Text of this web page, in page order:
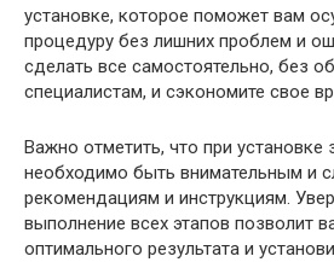
установке, которое поможет вам
процедуру без лишних проблем и
сделать все самостоятельно, без
специалистам, и сэкономите свое
Важно отметить, что при установке
необходимо быть внимательным и
рекомендациям и инструкциям.
выполнение всех этапов позволит
оптимального результата и